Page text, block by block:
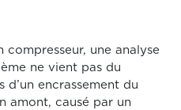
compresseur, une analyse
ne vient pas du
d’un encrassement du
amont, causé par un